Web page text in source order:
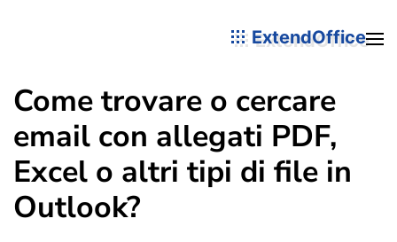
ExtendOffice
Come trovare o cercare
email con allegati PDF,
Excel o altri tipi di file in
Outlook?